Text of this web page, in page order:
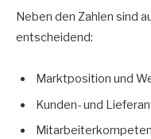
Neben den Zahlen sind
entscheidend:
Marktposition und
Kunden- und